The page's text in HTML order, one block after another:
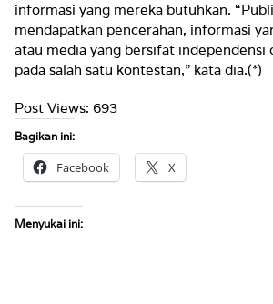
informasi yang mereka butuhkan.
mendapatkan pencerahan, informasi
atau media yang bersifat independensi
pada salah satu kontestan,” kata dia.(*)
Post Views: 693
Bagikan ini:
Facebook X
Menyukai ini: